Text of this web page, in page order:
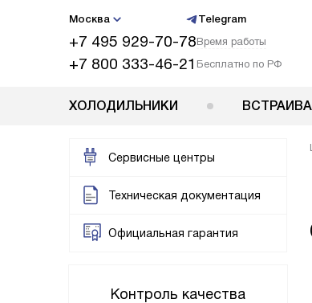
Москва Telegram
+7 495 929-70-78Время работы
+7 800 333-46-21 Бесплатно по РФ
ХОЛОДИЛЬНИКИ
Сервисные центры
Техническая документация
Официальная гарантия
Контроль качества